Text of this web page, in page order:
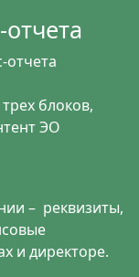
отчета
блоков,
ЭО
– реквизиты,
и директоре.